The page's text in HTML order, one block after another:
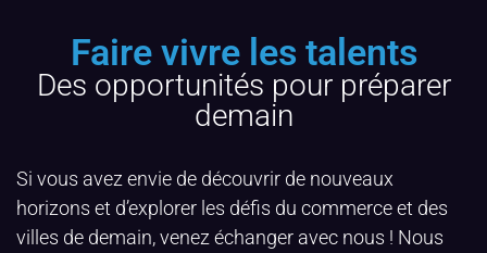
Faire vivre les talents
Des opportunités pour préparer
demain
Si vous avez envie de découvrir de nouveaux
horizons et d’explorer les défis du commerce et des
villes de demain, venez échanger avec nous ! Nous